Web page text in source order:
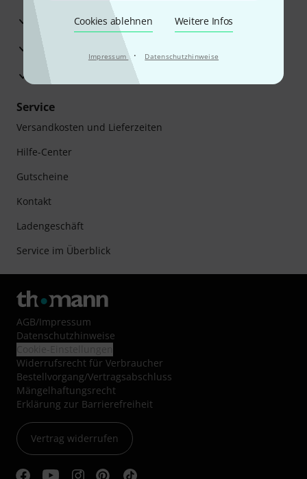
Cookies ablehnen Weitere Infos
Impressum · Datenschutzhinweise
Beratung durch Fachexperten
Zufriedenheitsgarantie
Europas größtes Versandlager
Service
Versandkosten und Lieferzeiten
Hilfe-Center
Gutscheine
Kontakt
Ladengeschäft
Service im Überblick
AGB/Impressum
Datenschutzhinweise
Widerrufsrecht für Verbraucher
Bestellvorgang/Vertragsabschluss
Mängelhaftungsrecht
Erklärung zur Barrierefreiheit
Vertrag widerrufen